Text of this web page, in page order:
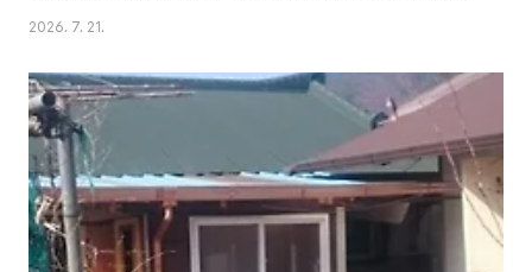
및 벽면에 부직포 및 운용지 작업 선행기초 건조 제어: 정배 전 열풍기 가동은
링이나 거주 중 부분 개보수를 진행할 때 가장 수요가 높은 공정 중 하나가 바로
'방 한 칸 도배'입니다. 특히 실크벽지는 시각적 마감 품질이 우수하고 오염 관
리가 용이하다는 장점이 있지만, 합지와 달리 시공 단가가 높고 공정이 복잡하
여 정석대로 시공하지 않으면 하자가 발생하기 쉽습니다.본 칼럼에서는 대전
서구 월평동 ..
2026. 7. 21.